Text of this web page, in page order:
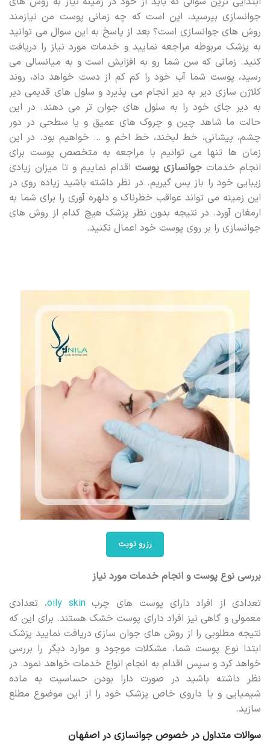
جوانسازی بپرسید، این است که چه زمانی پوست من نیازمند
روش های جوانسازی است؟ بعد از پاسخ به این سوال می توانید
به پزشک مربوطه مراجعه نمایید و خدمات مورد نیاز را دریافت
کنید. زمانی که سن شما رو به افزایش است و به میانسالی می
رسید، پوست شما آب خود را کم کم از دست خواهد داد، روند
کلاژن سازی دیر به دیر انجام می پذیرد و سلول های قدیمی دیر
به دیر جای خود را به سلول های جوان تر می دهند. در این
حالت ما شاهد چین و چروک های عمیق و یا سطحی در دور
چشم، پیشانی، خط لبخند، خط اخم و … خواهیم بود. در این
زمان ها تنها می توانیم با مراجعه به متخصص پوست برای
انجام خدمات جوانسازی پوست اقدام نماییم و تا میزان زیادی
زیبایی خود را باز پس گیریم. در نظر داشته باشید زیاده روی در
این زمینه می تواند عواقب خطرناک و دلهره آوری را برای شما به
ارمغان آورد. در نتیجه بدون نظر پزشک هیچ کدام از روش های
جوانسازی را بر روی پوست خود اعمال نکنید.
رزرو نوبت
بررسی نوع پوست و انجام خدمات مورد نیاز
تعدادی از افراد دارای پوست های چربoily skin، تعدادی
معمولی و گاهی نیز افراد دارای پوست خشک هستند. برای این که
نتیجه مطلوبی را از روش های جوان سازی دریافت نمایید پزشک
ابتدا نوع پوست شما، مشکلات موجود و موارد دیگر را بررسی
خواهد کرد و سپس اقدام به انجام انواع خدمات خواهد نمود. در
نظر داشته باشید در صورت دارا بودن حساسیت به ماده
شیمیایی و یا داروی خاص پزشک خود را از این موضوع مطلع
سازید.
سوالات متداول در خصوص جوانسازی در اصفهان